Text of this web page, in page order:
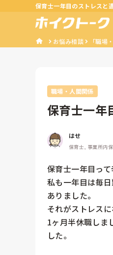
保育士一年目のストレスと
お悩み相談 「職場
職場・人間関係
保育士一年
はせ
保育士, 事業所内
保育士一年目って
私も一年目は毎
ありました。
それがストレス
1ヶ月半休職しま
した。